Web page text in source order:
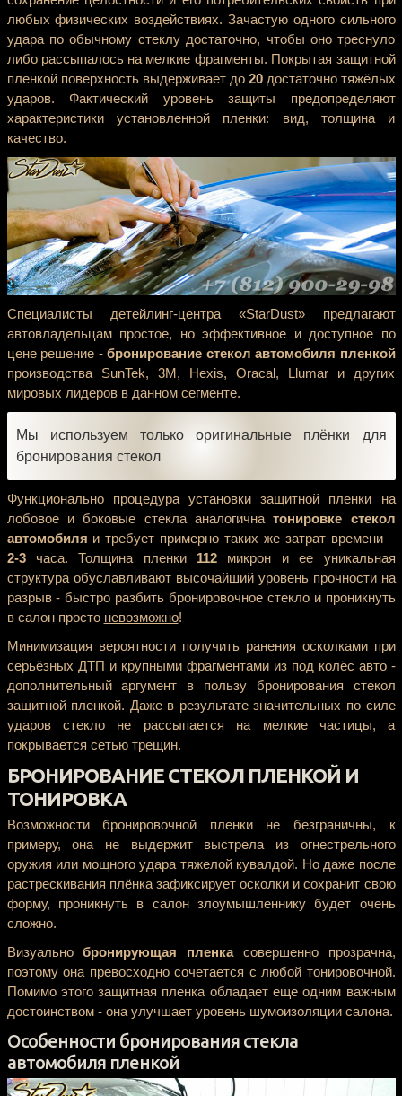
любых физических воздействиях. Зачастую одного сильного
удара по обычному стеклу достаточно, чтобы оно треснуло
либо рассыпалось на мелкие фрагменты. Покрытая защитной
пленкой поверхность выдерживает до 20достаточно тяжёлых
ударов. Фактический уровень защиты предопределяют
характеристики установленной пленки: вид, толщина и
качество.
Специалисты детейлинг-центра «StarDust» предлагают
автовладельцам простое, но эффективное и доступное по
цене решение - бронирование стекол автомобиля пленкой
производства SunTek, 3M, Hexis, Oracal, Llumar и других
мировых лидеров в данном сегменте.
Мы используем только оригинальные плёнки для
бронирования стекол
Функционально процедура установки защитной пленки на
лобовое и боковые стекла аналогичнатонировке стекол
автомобиля и требует примерно таких же затрат времени –
2-3часа. Толщина пленки 112 микрон и ее уникальная
структура обуславливают высочайший уровень прочности на
разрыв - быстро разбить бронировочное стекло и проникнуть
в салон просто невозможно!
Минимизация вероятности получить ранения осколками при
серьёзных ДТП и крупными фрагментами из под колёс авто -
дополнительный аргумент в пользу бронирования стекол
защитной пленкой. Даже в результате значительных по силе
ударов стекло не рассыпается на мелкие частицы, а
покрывается сетью трещин.
БРОНИРОВАНИЕ СТЕКОЛ ПЛЕНКОЙ И
ТОНИРОВКА
Возможности бронировочной пленки не безграничны, к
примеру, она не выдержит выстрела из огнестрельного
оружия или мощного удара тяжелой кувалдой. Но даже после
растрескивания плёнка зафиксирует осколки и сохранит свою
форму, проникнуть в салон злоумышленнику будет очень
сложно.
Визуальнобронирующая пленкасовершенно прозрачна,
поэтому она превосходно сочетается с любой тонировочной.
Помимо этого защитная пленка обладает еще одним важным
достоинством - она улучшает уровень шумоизоляции салона.
Особенности бронирования стекла
автомобиля пленкой